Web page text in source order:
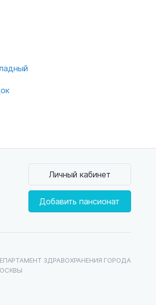
Личный кабинет
Добавить пансионат
ЗДРАВОХРАНЕНИЯ ГОРОДА